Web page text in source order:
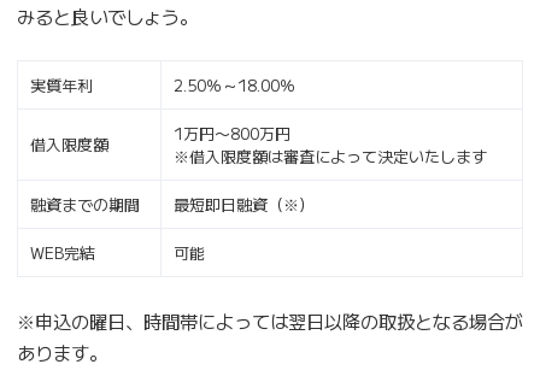
みると良いでしょう。
実質年利 2.50％～18.00％
借入限度額
1万円〜800万円
※借入限度額は審査によって決定いたします
融資までの期間 最短即日融資（※）
WEB完結 可能
※申込の曜日、時間帯によっては翌日以降の取扱となる場合が
あります。